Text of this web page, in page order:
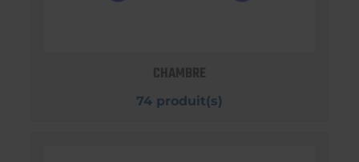
CHAMBRE
74 produit(s)